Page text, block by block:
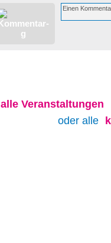
alle Veranstaltungen
oder alle